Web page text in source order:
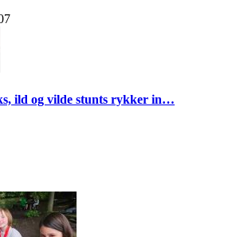
ild og vilde stunts rykker in…